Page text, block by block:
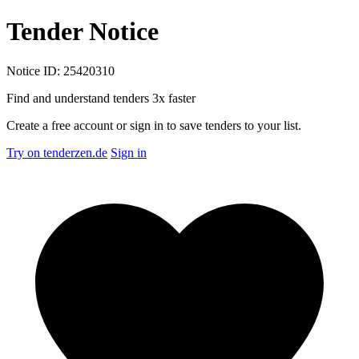
Tender Notice
Notice ID: 25420310
Find and understand tenders 3x faster
Create a free account or sign in to save tenders to your list.
Try on tenderzen.de Sign in